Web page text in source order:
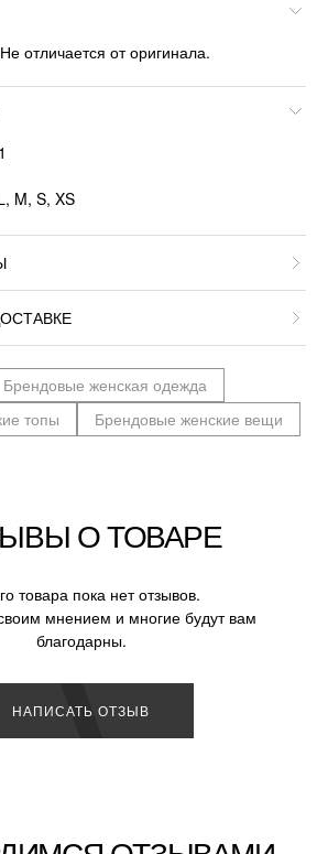
отличается от оригинала.
M, S, XS
Брендовые женская одежда
топы
Брендовые женские вещи
О ТОВАРЕ
товара пока нет отзывов.
мнением и многие будут вам
благодарны.
НАПИСАТЬ ОТЗЫВ